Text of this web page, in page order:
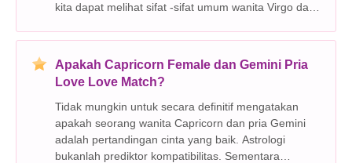
kita dapat melihat sifat -sifat umum wanita Virgo dan
memicu ketertarikan di antara mereka. Berikut ada
Apakah Capricorn Female dan Gemini Pria
Love Love Match?
Tidak mungkin untuk secara definitif mengatakan
apakah seorang wanita Capricorn dan pria Gemini
adalah pertandingan cinta yang baik. Astrologi
bukanlah prediktor kompatibilitas. Sementara